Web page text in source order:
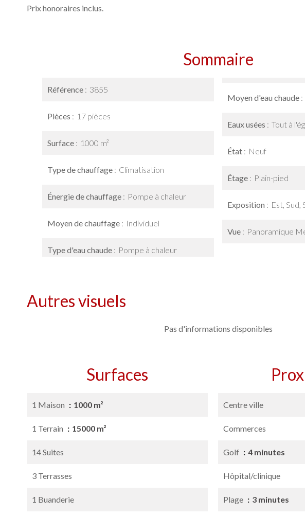
Prix honoraires inclus.
Sommaire
Référence 3855
Pièces 17 pièces
Surface 1000 m²
Type de chauffage Climatisation
Énergie de chauffage Pompe à chaleur
Moyen de chauffage Individuel
Type d'eau chaude Pompe à chaleur
Moyen d'eau chaude
Eaux usées Tout à
État Neuf
Étage Plain-pied
Exposition Est, Sud,
Vue Panoramique
Autres visuels
Pas d'informations disponibles
Surfaces
1 Maison 1000 m²
1 Terrain 15000 m²
14 Suites
3 Terrasses
1 Buanderie
Centre ville
Commerces
Golf 4 minutes
Hôpital/clinique
Plage 3 minutes